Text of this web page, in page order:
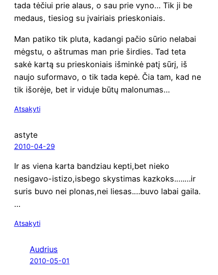
tada tėčiui prie alaus, o sau prie vyno… Tik ji be
medaus, tie­siog su įvai­riais prieskoniais.
Man pati­ko tik plu­ta, kadan­gi pačio sūrio nela­bai
mėgs­tu, o aštru­mas man prie šir­dies. Tad teta
sakė kar­tą su prie­sko­niais išmin­kė patį sūrį, iš
nau­jo sufor­ma­vo, o tik tada kepė. Čia tam, kad ne
tik išorė­je, bet ir vidu­je būtų malonumas…
Atsakyti
astyte
2010-04-29
Ir as vie­na kar­ta ban­dziau kepti,bet nie­ko
nesigavo-istizo,isbego skys­ti­mas kazkoks.….…ir
suris buvo nei plonas,nei liesas.…buvo labai gaila.
…
Atsakyti
Audrius
2010-05-01